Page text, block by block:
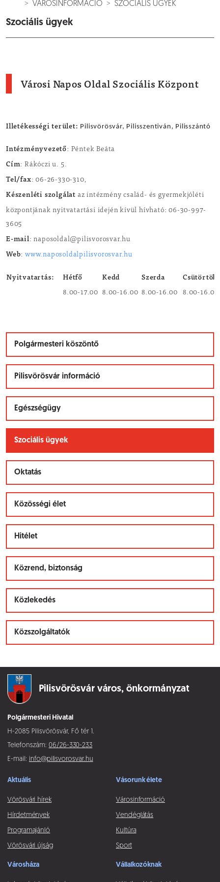
VÁROSINFORMÁCIÓ
SZOCIÁLIS ÜGYEK
Szociális ügyek
Városi Napos Oldal Szociális Központ
Illetékességi terület: Pilisvörösvár, Pilisszentiván, Pilisszántó
Intézményvezető: Péntek Beáta
Cím: Rákóczi u. 5.
Tel/fax: 06-26-330-310,
Készenléti szolgálat az intézmény család- és gyermekjóléti
központjának nyitvatartási idején kívül hívható: 06-30-997-
3605
E-mail: naposoldal@pilisvorosvar.hu
Web:www.naposoldalpilisvorosvar.hu
Nyitvatartás: Hétfő Kedd Szerda Csütörtök
8.00-17.00 8.00-16.00 8.00-16.00 8.00-16.00
Polgármesteri köszöntő
Pilisvörösvár információ
Egészségügy
Szociális ügyek
Oktatás
Közösségi élet
Hitélet
Közrend, biztonság
Közlekedés
Közszolgáltatók
Pilisvörösvár város, önkormányzat
Polgármesteri Hivatal
H-2085 Pilisvörösvár, Fő tér 1.
Telefonszám: 06/26-330-233
E-mail: info@pilisvorosvar.hu
Aktuális
Vörösvári hírek
Hírdetmények
Programajánló
Vörösvári újság
Vásorunk élete
Városinformáció
Vendéglátás
Kultúra
Sport
Városháza Vállalkozóknak